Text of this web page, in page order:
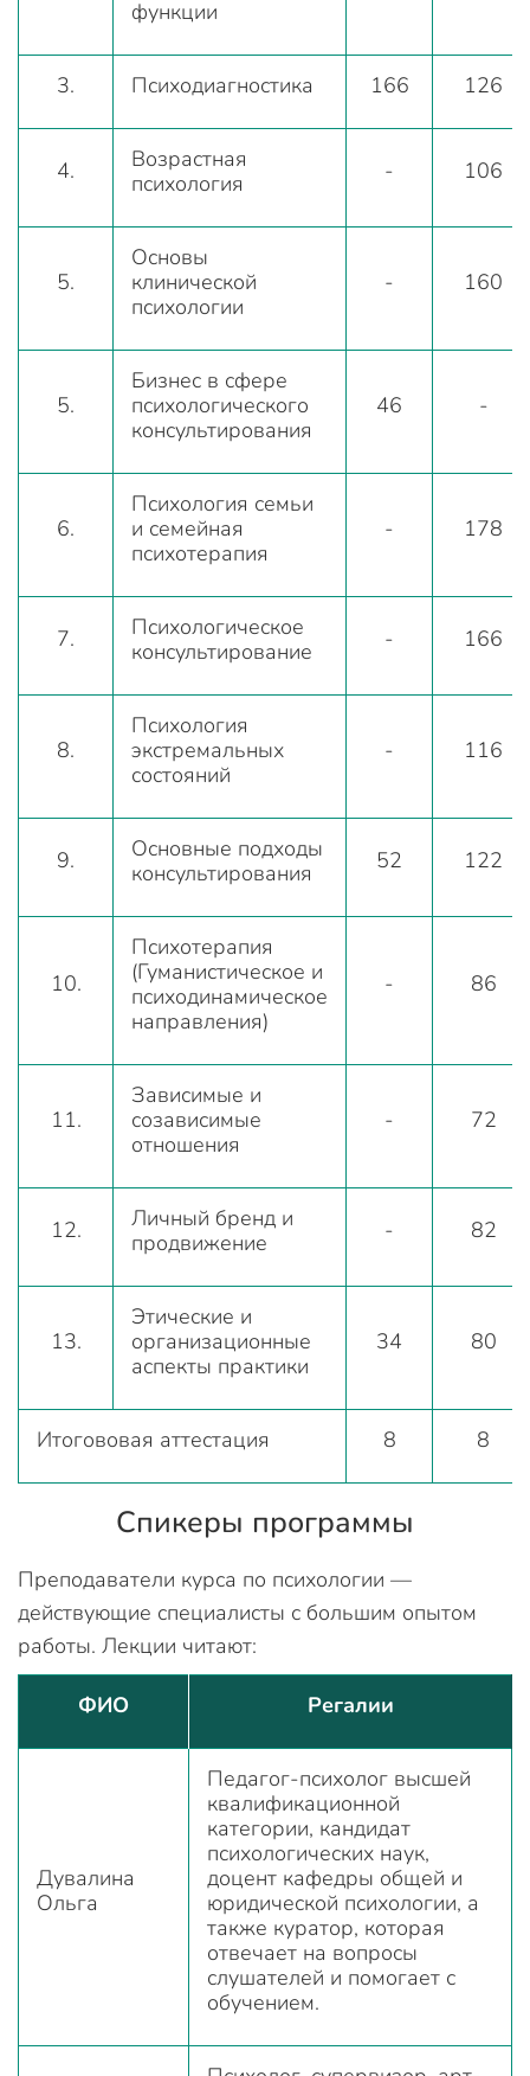
функции
3. Психодиагностика 166 126
4.
Возрастная
психология
- 106
5.
Основы
клинической
психологии
- 160
5.
Бизнес в сфере
психологического
консультирования
46 -
6.
Психология семьи
и семейная
психотерапия
- 178
7.
Психологическое
консультирование
- 166
8.
Психология
экстремальных
состояний
- 116
9.
Основные подходы
консультирования
52 122
10.
Психотерапия
(Гуманистическое и
психодинамическое
направления)
- 86
11.
Зависимые и
созависимые
отношения
- 72
12.
Личный бренд и
продвижение
- 82
13.
Этические и
организационные
аспекты практики
34 80
Итогововая аттестация 8 8
Спикеры программы
Преподаватели курса по психологии —
действующие специалисты с большим опытом
работы. Лекции читают:
ФИО Регалии
Дувалина
Ольга
Педагог-психолог высшей
квалификационной
категории, кандидат
психологических наук,
доцент кафедры общей и
юридической психологии, а
также куратор, которая
отвечает на вопросы
слушателей и помогает с
обучением.